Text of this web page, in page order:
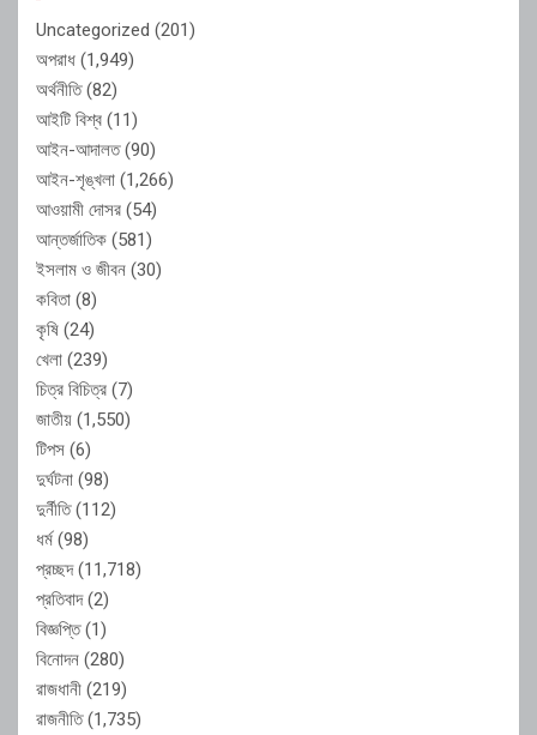
Uncategorized (201)
অপরাধ (1,949)
অর্থনীতি(82)
আইটি বিশ্ব (11)
আইন-আদালত(90)
আইন-শৃঙ্খলা (1,266)
আওয়ামী দোসর (54)
আন্তর্জাতিক (581)
ইসলাম ও জীবন (30)
কবিতা (8)
কৃষি (24)
খেলা (239)
চিত্র বিচিত্র (7)
জাতীয় (1,550)
টিপস (6)
দুর্ঘটনা (98)
দুর্নীতি(112)
ধর্ম(98)
প্রচ্ছদ(11,718)
প্রতিবাদ(2)
বিজ্ঞপ্তি(1)
বিনোদন (280)
রাজধানী (219)
রাজনীতি(1,735)